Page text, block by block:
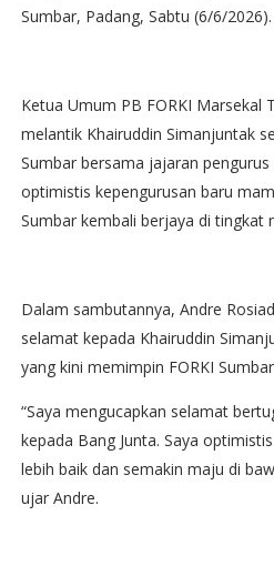
Sumbar, Padang, Sabtu (6/6/2026).
Ketua Umum PB FORKI Marsekal
melantik Khairuddin Simanjuntak
Sumbar bersama jajaran pengurus
optimistis kepengurusan baru
Sumbar kembali berjaya di tingkat
Dalam sambutannya, Andre
selamat kepada Khairuddin
yang kini memimpin FORKI
“Saya mengucapkan selamat
kepada Bang Junta. Saya
lebih baik dan semakin maju di
ujar Andre.